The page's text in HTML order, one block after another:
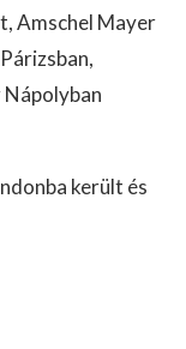
Amschel Mayer
került és